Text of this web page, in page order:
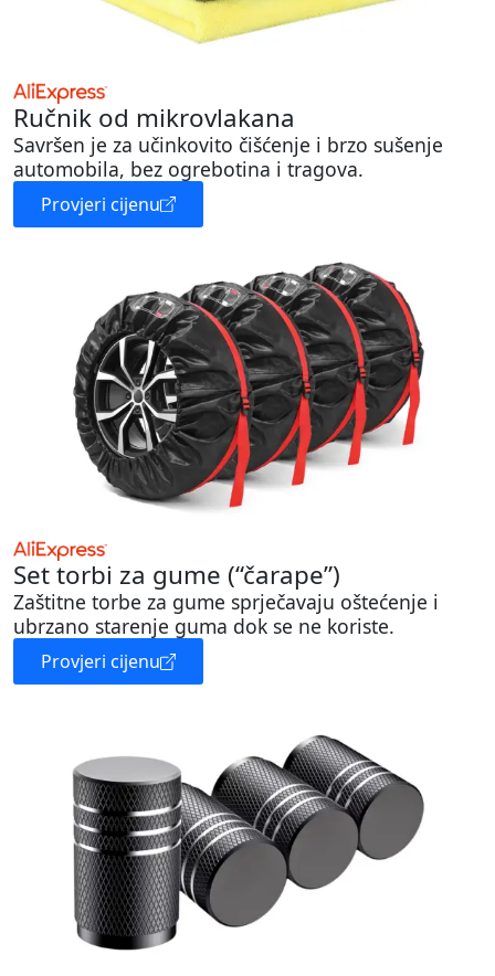
Ručnik od mikrovlakana
Savršen je za učinkovito čišćenje i brzo sušenje
automobila, bez ogrebotina i tragova.
Provjeri cijenu
Set torbi za gume (“čarape”)
Zaštitne torbe za gume sprječavaju oštećenje i
ubrzano starenje guma dok se ne koriste.
Provjeri cijenu